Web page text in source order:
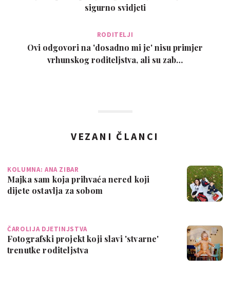
sigurno svidjeti
RODITELJI
Ovi odgovori na 'dosadno mi je' nisu primjer
vrhunskog roditeljstva, ali su zab…
VEZANI ČLANCI
KOLUMNA: ANA ZIBAR
Majka sam koja prihvaća nered koji
dijete ostavlja za sobom
ČAROLIJA DJETINJSTVA
Fotografski projekt koji slavi 'stvarne'
trenutke roditeljstva